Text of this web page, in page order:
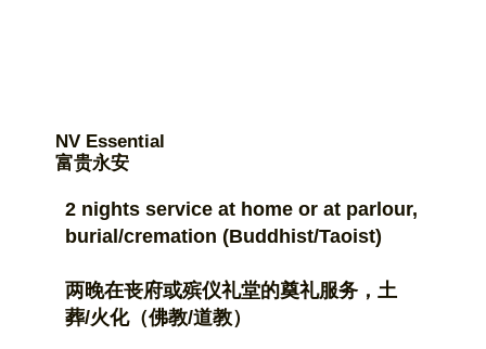
NV Essential
富贵永安
2 nights service at home or at parlour,
burial/cremation (Buddhist/Taoist)
两晚在丧府或殡仪礼堂的奠礼服务，土
葬/火化（佛教/道教）